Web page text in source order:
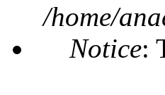
/home/
Notice: